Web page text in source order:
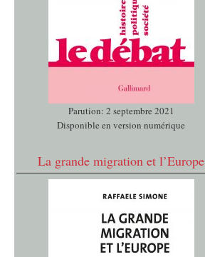
Parution: 2 septembre 2021
Disponible en version numérique
La grande migration et l’Europe